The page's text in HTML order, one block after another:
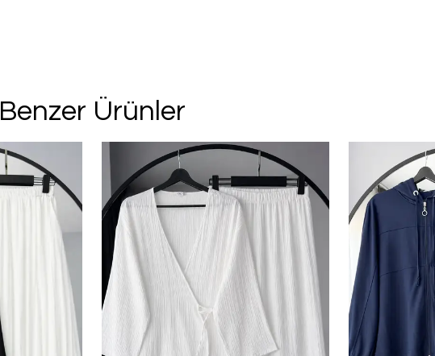
Benzer ÜrünlerE-posta adresinizi girerek pazarlama ve tanıtım ile ilgili iletişim almayı kabul